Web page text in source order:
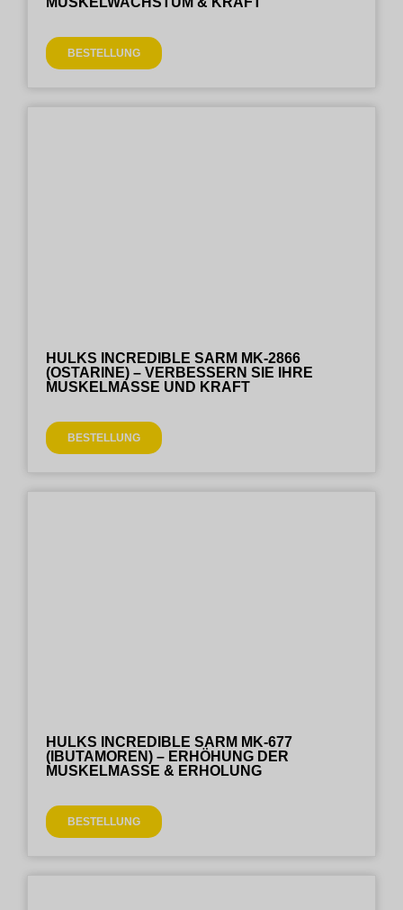
BESTELLUNG
HULKS INCREDIBLE SARM MK-2866
(OSTARINE) – VERBESSERN SIE IHRE
MUSKELMASSE UND KRAFT
BESTELLUNG
HULKS INCREDIBLE SARM MK-677
(IBUTAMOREN) – ERHÖHUNG DER
MUSKELMASSE & ERHOLUNG
BESTELLUNG